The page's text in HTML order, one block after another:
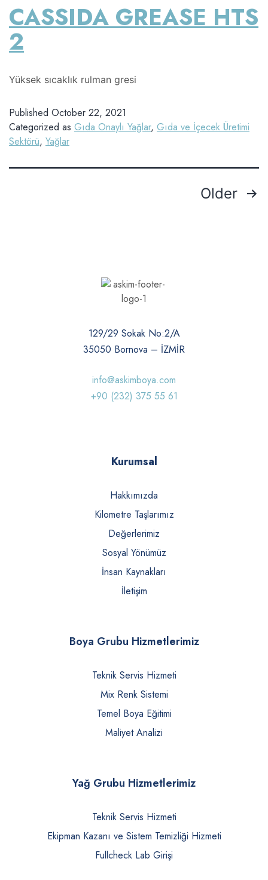
CASSIDA GREASE HTS
2
Yüksek sıcaklık rulman gresi
Published October 22, 2021
Categorized as Gıda Onaylı Yağlar, Gıda ve İçecek Üretimi
Sektörü, Yağlar
Older
129/29 Sokak No:2/A
35050 Bornova – İZMİR
info@askimboya.com
+90 (232) 375 55 61
Kurumsal
Hakkımızda
Kilometre Taşlarımız
Değerlerimiz
Sosyal Yönümüz
İnsan Kaynakları
İletişim
Boya Grubu Hizmetlerimiz
Teknik Servis Hizmeti
Mix Renk Sistemi
Temel Boya Eğitimi
Maliyet Analizi
Yağ Grubu Hizmetlerimiz
Teknik Servis Hizmeti
Ekipman Kazanı ve Sistem Temizliği Hizmeti
Fullcheck Lab Girişi